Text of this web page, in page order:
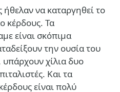
ήθελαν να καταργηθεί το
κέρδους. Τα
είναι σκόπιμα
την ουσία του
χίλια δυο
Και τα
είναι πολύ